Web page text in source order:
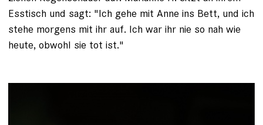
Esstisch und sagt: "Ich gehe mit Anne ins Bett, und ich
stehe morgens mit ihr auf. Ich war ihr nie so nah wie
heute, obwohl sie tot ist."